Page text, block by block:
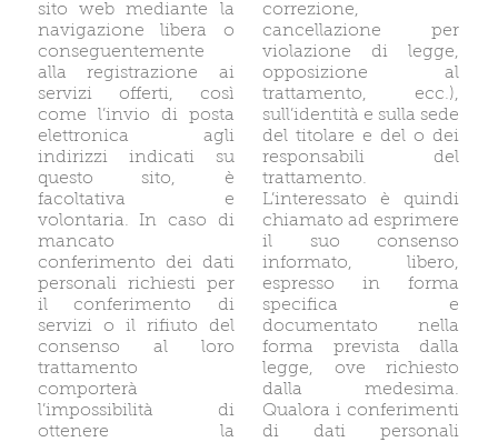
sito web mediante la
navigazione libera o
conseguentemente
alla registrazione ai
servizi offerti, così
come l’invio di posta
elettronica agli
indirizzi indicati su
questo sito, è
facoltativa e
volontaria. In caso di
mancato
conferimento dei dati
personali richiesti per
il conferimento di
servizi o il rifiuto del
consenso al loro
trattamento
comporterà
l’impossibilità di
ottenere la
correzione,
cancellazione per
violazione di legge,
opposizione al
trattamento, ecc.),
sull’identità e sulla sede
del titolare e del o dei
responsabili del
trattamento.
L’interessato è quindi
chiamato ad esprimere
il suo consenso
informato, libero,
espresso in forma
specifica e
documentato nella
forma prevista dalla
legge, ove richiesto
dalla medesima.
Qualora i conferimenti
di dati personali